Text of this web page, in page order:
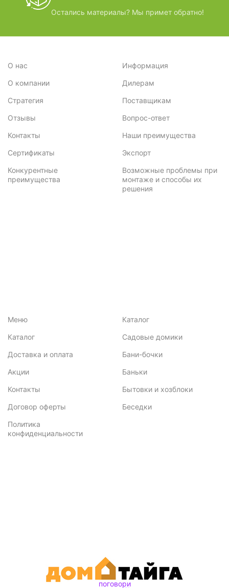
Остались материалы? Мы примет обратно!
О нас
О компании
Стратегия
Отзывы
Контакты
Сертификаты
Конкурентные
преимущества
Информация
Дилерам
Поставщикам
Вопрос-ответ
Наши преимущества
Экспорт
Возможные проблемы при
монтаже и способы их
решения
Меню
Каталог
Доставка и оплата
Акции
Контакты
Договор оферты
Политика
конфиденциальности
Каталог
Садовые домики
Бани-бочки
Баньки
Бытовки и хозблоки
Беседки